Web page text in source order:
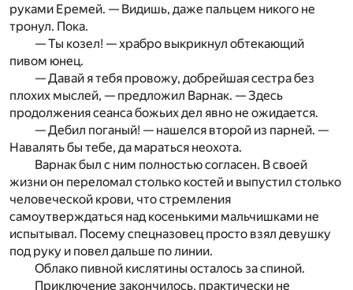
руками Еремей. — Видишь, даже пальцем никого не
тронул. Пока.
— Ты козел! — храбро выкрикнул обтекающий
пивом юнец.
— Давай я тебя провожу, добрейшая сестра без
плохих мыслей, — предложил Варнак. — Здесь
продолжения сеанса божьих дел явно не ожидается.
— Дебил поганый! — нашелся второй из парней. —
Навалять бы тебе, да мараться неохота.
Варнак был с ним полностью согласен. В своей
жизни он переломал столько костей и выпустил столько
человеческой крови, что стремления
самоутверждаться над косенькими мальчишками не
испытывал. Посему спецназовец просто взял девушку
под руку и повел дальше по линии.
Облако пивной кислятины осталось за спиной.
Приключение закончилось, практически не